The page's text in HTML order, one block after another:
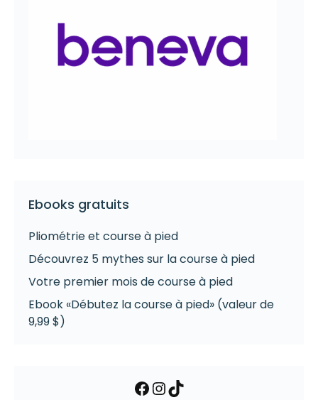
Ebooks gratuits
Pliométrie et course à pied
Découvrez 5 mythes sur la course à pied
Votre premier mois de course à pied
Ebook «Débutez la course à pied» (valeur de
9,99 $)
Facebook
Instagram
TikTok